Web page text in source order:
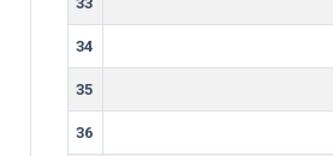
34
35
36